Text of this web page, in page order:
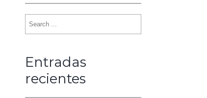
Search
for:
Entradas
recientes